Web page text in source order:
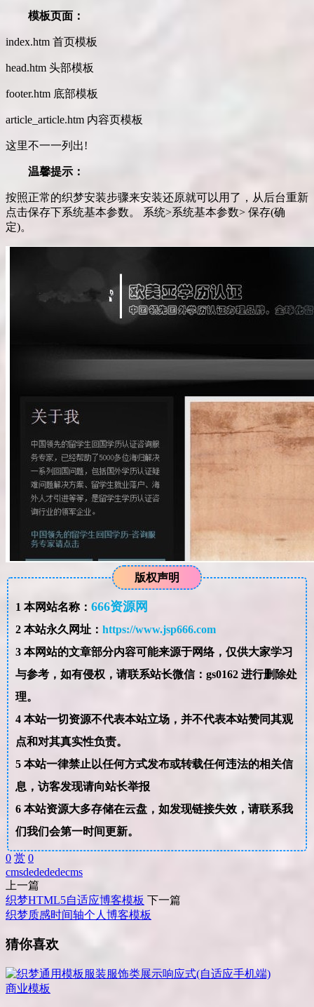
模板页面：
index.htm 首页模板
head.htm 头部模板
footer.htm 底部模板
article_article.htm 内容页模板
这里不一一列出!
温馨提示：
按照正常的织梦安装步骤来安装还原就可以用了，从后台重新
点击保存下系统基本参数。 系统>系统基本参数> 保存(确
定)。
版权声明
1 本网站名称： 666资源网
2本站永久网址： https://www.jsp666.com
3本网站的文章部分内容可能来源于网络，仅供大家学习
与参考，如有侵权，请联系站长微信：gs0162 进行删除处
理。
4本站一切资源不代表本站立场，并不代表本站赞同其观
点和对其真实性负责。
5本站一律禁止以任何方式发布或转载任何违法的相关信
息，访客发现请向站长举报
6本站资源大多存储在云盘，如发现链接失效，请联系我
们我们会第一时间更新。
0 赏 0
cmsdedededecms
上一篇
织梦HTML5自适应博客模板 下一篇
织梦质感时间轴个人博客模板
猜你喜欢
商业模板